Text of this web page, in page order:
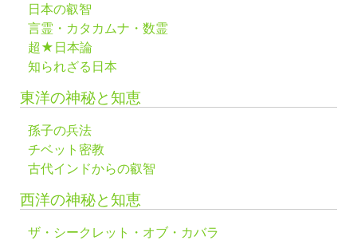
日本の叡智
言霊・カタカムナ・数霊
超★日本論
知られざる日本
東洋の神秘と知恵
孫子の兵法
チベット密教
古代インドからの叡智
西洋の神秘と知恵
ザ・シークレット・オブ・カバラ